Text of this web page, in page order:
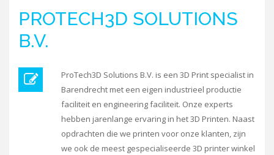
PROTECH3D SOLUTIONS
B.V.
ProTech3D Solutions B.V. is een 3D Print specialist in
Barendrecht met een eigen industrieel productie
faciliteit en engineering faciliteit. Onze experts
hebben jarenlange ervaring in het 3D Printen. Naast
opdrachten die we printen voor onze klanten, zijn
we ook de meest gespecialiseerde 3D printer winkel